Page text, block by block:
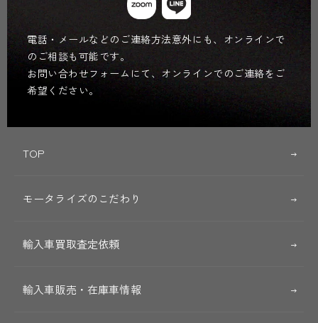
電話・メールなどのご連絡方法意外にも、オンラインで
のご相談も可能です。
お問い合わせフォームにて、オンラインでのご連絡をご
希望ください。
TOP
モータライズのこだわり
輸入車買取査定依頼
輸入車販売・在庫車情報